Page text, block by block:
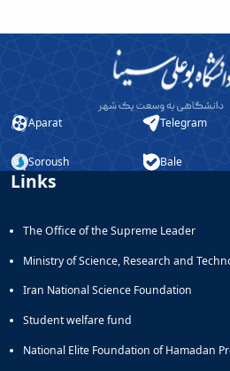
Aparat Telegram
Soroush Bale
Links
The Office of the Supreme Leader
Ministry of Science, Research and
Iran National Science Foundation
Student welfare fund
National Elite Foundation of Hamadan